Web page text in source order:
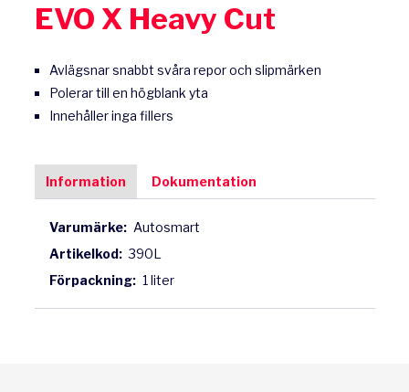
EVO X Heavy Cut
Avlägsnar snabbt svåra repor och slipmärken
Polerar till en högblank yta
Innehåller inga fillers
Information Dokumentation
Varumärke: Autosmart
Artikelkod: 390L
Förpackning: 1 liter